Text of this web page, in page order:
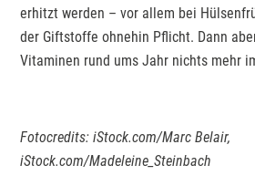
erhitzt werden – vor allem bei
der Giftstoffe ohnehin Pflicht. Dann
Vitaminen rund ums Jahr nichts mehr
Fotocredits: iStock.com/Marc Belair,
iStock.com/Madeleine_Steinbach